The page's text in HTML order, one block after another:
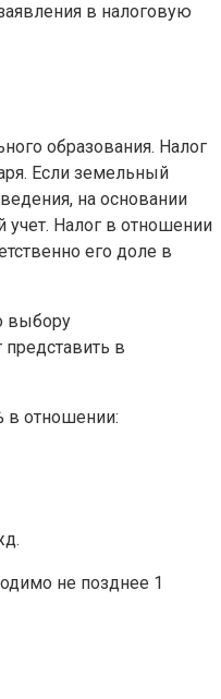
в налоговую
образования. Налог
Если земельный
на основании
учет. Налог в отношении
его доле в
выбору
представить в
в отношении:
не позднее 1